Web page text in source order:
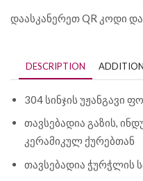
დაასკანერეთ QR კოდი
DESCRIPTION
304 სინჯის უჟანგავი
თავსებადია გაზის,
კერამიკულ ქურებთან
თავსებადია ჭურჭლის